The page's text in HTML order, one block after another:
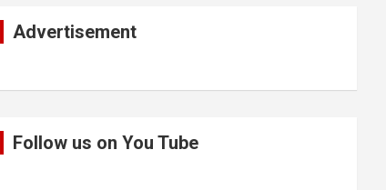
Advertisement
Follow us on You Tube